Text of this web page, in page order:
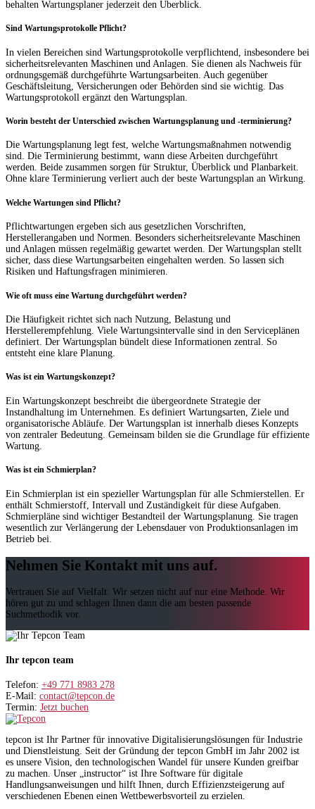
behalten Wartungsplaner jederzeit den Überblick.
Sind Wartungsprotokolle Pflicht?
In vielen Bereichen sind Wartungsprotokolle verpflichtend, insbesondere bei
sicherheitsrelevanten Maschinen und Anlagen. Sie dienen als Nachweis für
ordnungsgemäß durchgeführte Wartungsarbeiten. Auch gegenüber
Geschäftsleitung, Versicherungen oder Behörden sind sie wichtig. Das
Wartungsprotokoll ergänzt den Wartungsplan.
Worin besteht der Unterschied zwischen Wartungsplanung und -terminierung?
Die Wartungsplanung legt fest, welche Wartungsmaßnahmen notwendig
sind. Die Terminierung bestimmt, wann diese Arbeiten durchgeführt
werden. Beide zusammen sorgen für Struktur, Überblick und Planbarkeit.
Ohne klare Terminierung verliert auch der beste Wartungsplan an Wirkung.
Welche Wartungen sind Pflicht?
Pflichtwartungen ergeben sich aus gesetzlichen Vorschriften,
Herstellerangaben und Normen. Besonders sicherheitsrelevante Maschinen
und Anlagen müssen regelmäßig gewartet werden. Der Wartungsplan stellt
sicher, dass diese Wartungsarbeiten eingehalten werden. So lassen sich
Risiken und Haftungsfragen minimieren.
Wie oft muss eine Wartung durchgeführt werden?
Die Häufigkeit richtet sich nach Nutzung, Belastung und
Herstellerempfehlung. Viele Wartungsintervalle sind in den Serviceplänen
definiert. Der Wartungsplan bündelt diese Informationen zentral. So
entsteht eine klare Planung.
Was ist ein Wartungskonzept?
Ein Wartungskonzept beschreibt die übergeordnete Strategie der
Instandhaltung im Unternehmen. Es definiert Wartungsarten, Ziele und
organisatorische Abläufe. Der Wartungsplan ist innerhalb dieses Konzepts
von zentraler Bedeutung. Gemeinsam bilden sie die Grundlage für effiziente
Wartung.
Was ist ein Schmierplan?
Ein Schmierplan ist ein spezieller Wartungsplan für alle Schmierstellen. Er
enthält Schmierstoff, Intervall und Zuständigkeit für diese Aufgaben.
Schmierpläne sind wichtiger Bestandteil der Wartungsplanung. Sie tragen
wesentlich zur Verlängerung der Lebensdauer von Produktionsanlagen im
Betrieb bei.
Nehmen Sie Kontakt mit uns auf.
Vertrauen Sie auf Vielfalt: Wir setzen nicht auf nur eine Methode. Wir
hören gut zu und schlagen Ihnen dann die am besten passende
Suchmethodik vor.
Ihr tepcon team
Telefon: +49 771 8983 278
E-Mail: contact@tepcon.de
Termin: Jetzt buchen
tepcon ist Ihr Partner für innovative Digitalisierungslösungen für Industrie
und Dienstleistung. Seit der Gründung der tepcon GmbH im Jahr 2002 ist
es unsere Vision, den technologischen Wandel für unsere Kunden greifbar
zu machen. Unser „instructor“ ist Ihre Software für digitale
Handlungsanweisungen und hilft Ihnen, durch Effizienzsteigerung auf
verschiedenen Ebenen einen Wettbewerbsvorteil zu erzielen.